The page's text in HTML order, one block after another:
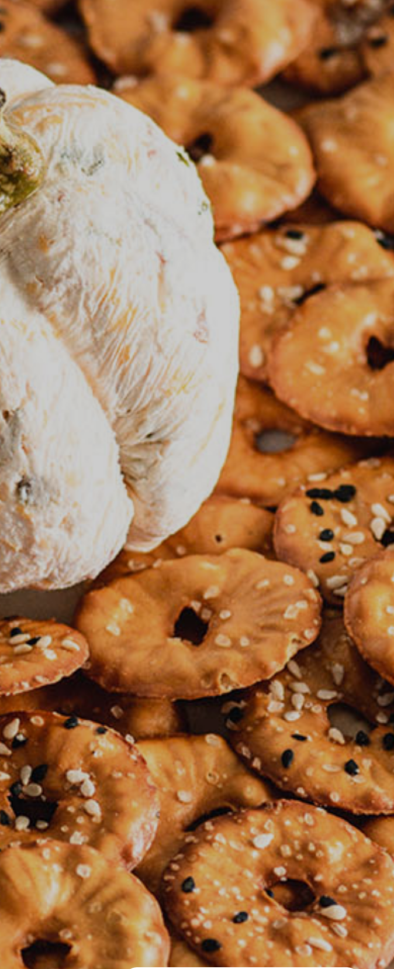
Kontakt
Uvjeti korištenja
Politika privatnosti